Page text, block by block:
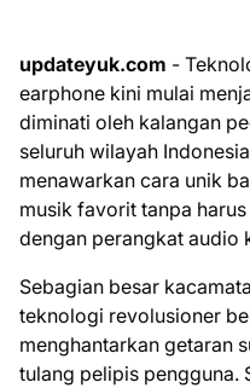
updateyuk.com -
earphone kini mulai
diminati oleh kalangan
seluruh wilayah
menawarkan cara unik
musik favorit tanpa
dengan perangkat audio
Sebagian besar
teknologi revolusioner
menghantarkan getaran
tulang pelipis pengguna.